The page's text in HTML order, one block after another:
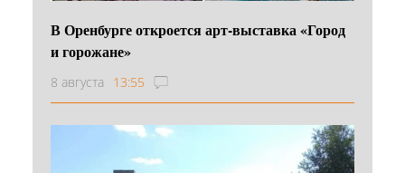
В Оренбурге откроется арт-выставка «Город
и горожане»
8 августа 13:55